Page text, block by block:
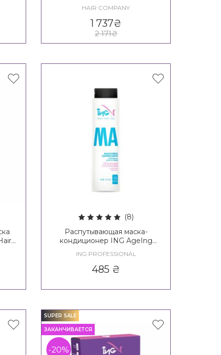
Company Enjoy Your Summer
Beauty Box
HAIR COMPANY
1 737₴
2 171₴
(8)
Распутывающая маска-
кондиционер ING AgeIng
ING PROFESSIONAL
485 ₴
SUPER SALE
ЗАКАНЧИВАЕТСЯ
-20%